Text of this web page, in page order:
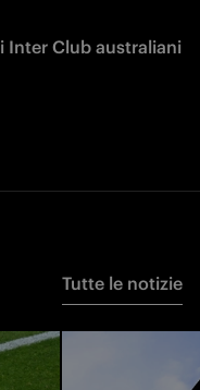
Inter Club australiani
Tutte le notizie